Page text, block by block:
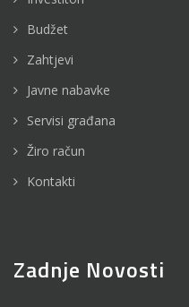
Budžet
Zahtjevi
Javne nabavke
Servisi građana
Žiro račun
Kontakti
Zadnje Novosti